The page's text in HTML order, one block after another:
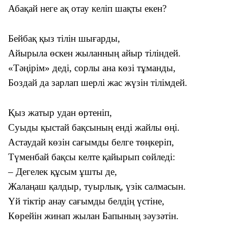
Абақай неге ақ отау келіп шақты екен?
Бейбақ қыз тілін шығарды,
Айырыла өскен жыланның айыр тіліндей.
«Тәңірім» деді, сорлы ана көзі тұманды,
Боздай да зарлап шерлі жас жүзін тілімдей.
Қыз жатыр удан өртеніп,
Суыды қыстай бақсының енді жайлы өңі.
Астаудай көзін сағымды белге төңкеріп,
Түменбай бақсы келте қайырып сөйледі:
– Дегелек құсым ұшты де,
Жалаңаш қалдыр, туырлық, үзік салмасын.
Үй тіктір анау сағымды белдің үстіне,
Көрейін жинап жылан Бапының зәузәтін.